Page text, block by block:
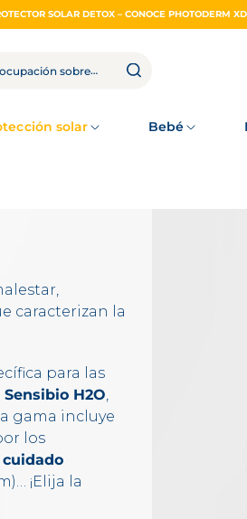
SOLAR DETOX – CONOCE PHOTODERM
solar Bebé
caracterizan la
para las
H2O,
gama incluye
los
cuidado
¡Elija la